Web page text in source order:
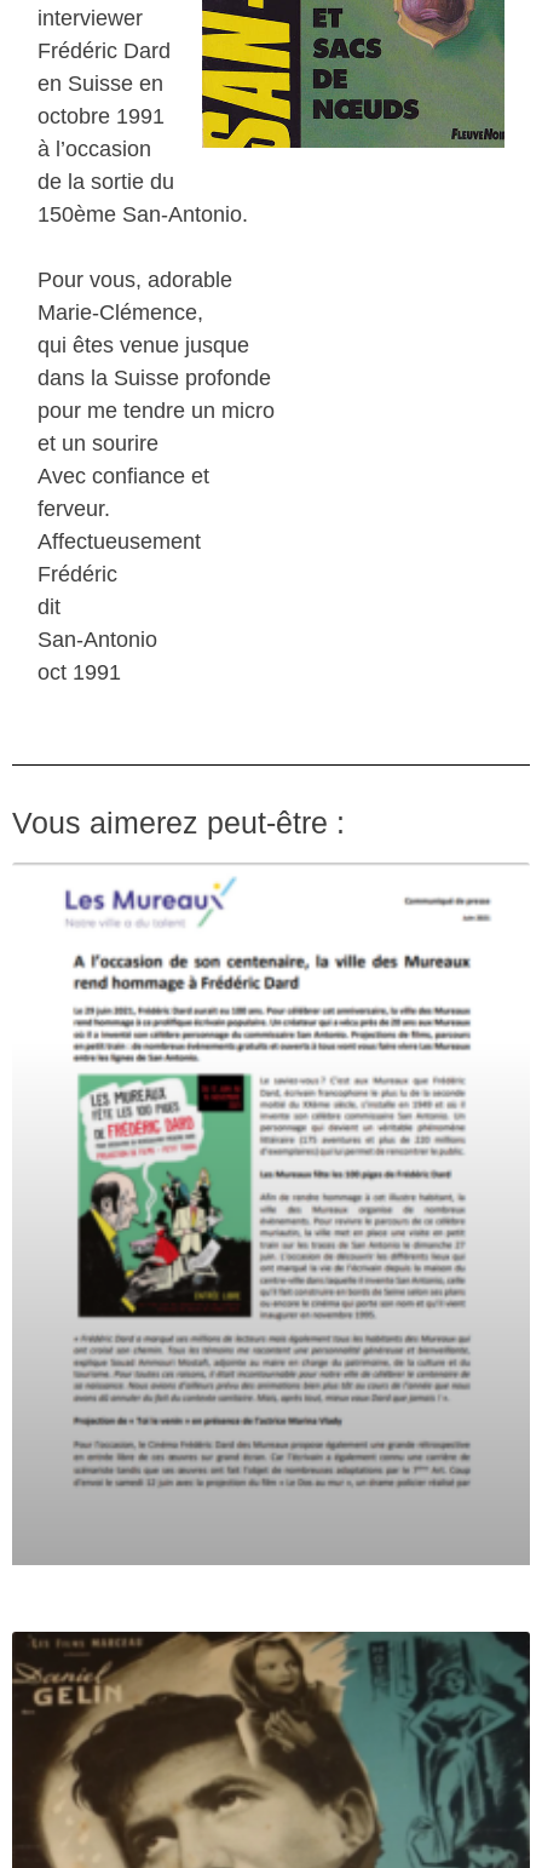
interviewer
Frédéric Dard
en Suisse en
octobre 1991
à l’occasion
de la sortie du
150ème San-Antonio.
Pour vous, adorable
Marie-Clémence,
qui êtes venue jusque
dans la Suisse profonde
pour me tendre un micro
et un sourire
Avec confiance et
ferveur.
Affectueusement
Frédéric
dit
San-Antonio
oct 1991
Vous aimerez peut-être :